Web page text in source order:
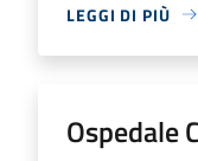
LEGGI DI PIÙ
Ospedale